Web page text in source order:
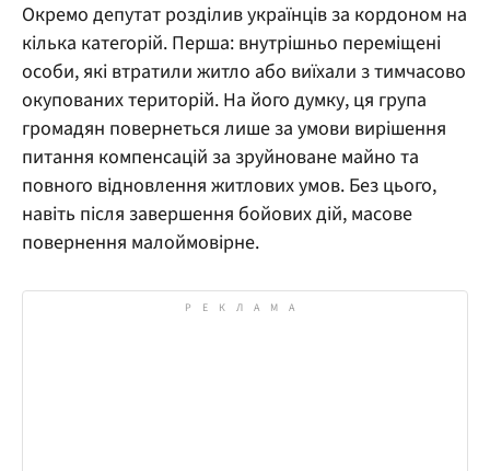
Окремо депутат розділив українців за кордоном на
кілька категорій. Перша: внутрішньо переміщені
особи, які втратили житло або виїхали з тимчасово
окупованих територій. На його думку, ця група
громадян повернеться лише за умови вирішення
питання компенсацій за зруйноване майно та
повного відновлення житлових умов. Без цього,
навіть після завершення бойових дій, масове
повернення малоймовірне.